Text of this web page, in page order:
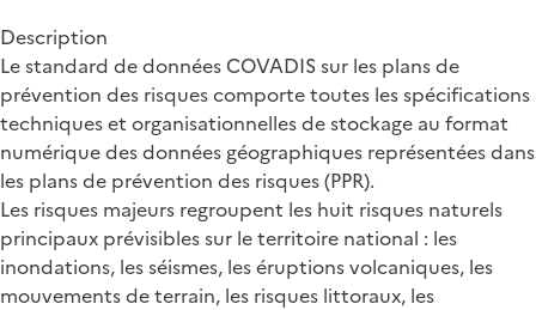
Description
Le standard de données COVADIS sur les plans de
prévention des risques comporte toutes les spécifications
techniques et organisationnelles de stockage au format
numérique des données géographiques représentées dans
les plans de prévention des risques (PPR).
Les risques majeurs regroupent les huit risques naturels
principaux prévisibles sur le territoire national : les
inondations, les séismes, les éruptions volcaniques, les
mouvements de terrain, les risques littoraux, les